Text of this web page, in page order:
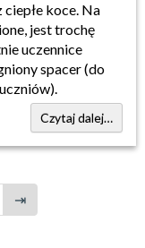
ciepłe koce. Na
jest trochę
uczennice
spacer (do
Czytaj dalej…
⇥